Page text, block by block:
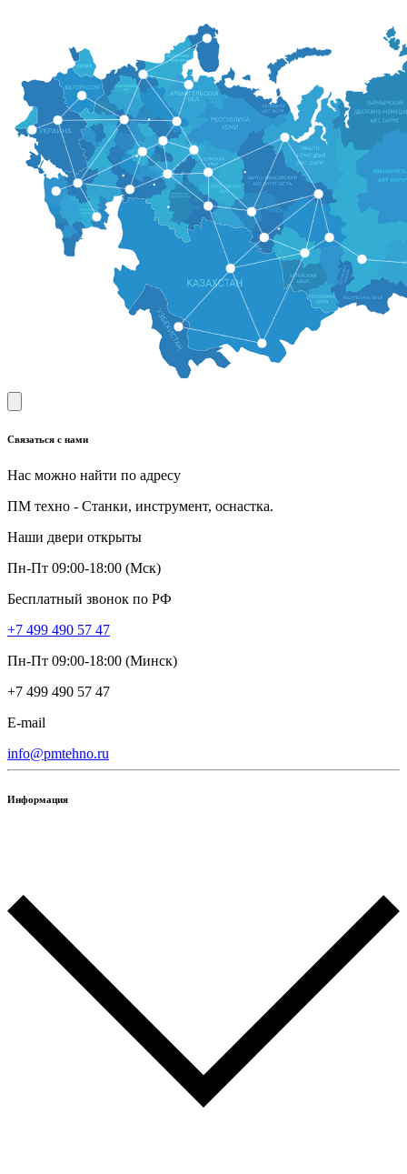
Связаться с нами
Нас можно найти по адресу
ПМ техно - Станки, инструмент, оснастка.
Наши двери открыты
Пн-Пт 09:00-18:00 (Мск)
Бесплатный звонок по РФ
+7 499 490 57 47
Пн-Пт 09:00-18:00 (Минск)
+7 499 490 57 47
E-mail
info@pmtehno.ru
Информация